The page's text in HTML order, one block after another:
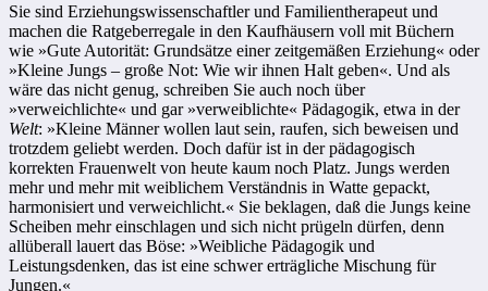
Sie sind Erziehungswissenschaftler und Familientherapeut und
machen die Ratgeberregale in den Kaufhäusern voll mit Büchern
wie »Gute Autorität: Grundsätze einer zeitgemäßen Erziehung« oder
»Kleine Jungs – große Not: Wie wir ihnen Halt geben«. Und als
wäre das nicht genug, schreiben Sie auch noch über
»verweichlichte« und gar »verweiblichte« Pädagogik, etwa in der
Welt: »Kleine Männer wollen laut sein, raufen, sich beweisen und
trotzdem geliebt werden. Doch dafür ist in der pädagogisch
korrekten Frauenwelt von heute kaum noch Platz. Jungs werden
mehr und mehr mit weiblichem Verständnis in Watte gepackt,
harmonisiert und verweichlicht.« Sie beklagen, daß die Jungs keine
Scheiben mehr einschlagen und sich nicht prügeln dürfen, denn
allüberall lauert das Böse: »Weibliche Pädagogik und
Leistungsdenken, das ist eine schwer erträgliche Mischung für
Jungen.«